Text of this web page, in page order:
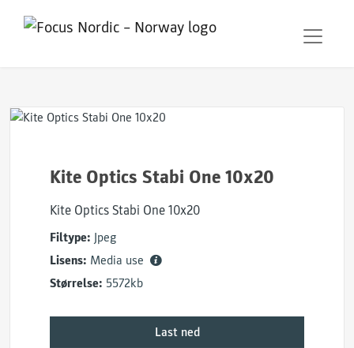
Kite Optics Stabi One 10x20
Kite Optics Stabi One 10x20
Filtype: Jpeg
Lisens: Media use
Størrelse: 5572kb
Last ned